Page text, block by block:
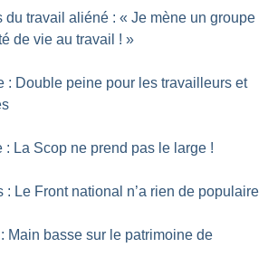
du travail aliéné : « Je mène un groupe
de vie au travail ! »
: Double peine pour les travailleurs et
: La Scop ne prend pas le large !
: Le Front national n’a rien de populaire
Main basse sur le patrimoine de